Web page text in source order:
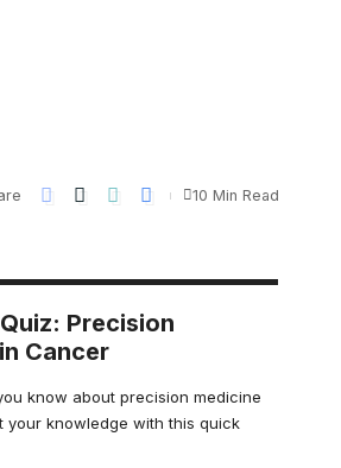
10 Min Read
Precision
Cancer
know about precision medicine
your knowledge with this quick